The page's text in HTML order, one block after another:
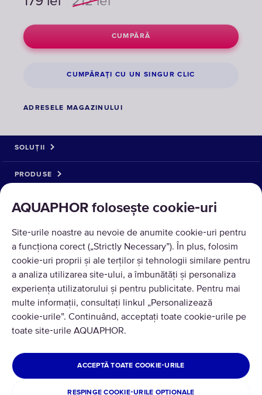
CUMPĂRĂ
CUMPĂRAȚI CU UN SINGUR CLIC
ADRESELE MAGAZINULUI
AQUAPHOR folosește cookie‑uri
Site‑urile noastre au nevoie de anumite cookie‑uri pentru
a funcționa corect („Strictly Necessary”). În plus, folosim
cookie‑uri proprii și ale terților și tehnologii similare pentru
a analiza utilizarea site‑ului, a îmbunătăți și personaliza
experiența utilizatorului și pentru publicitate. Pentru mai
multe informații, consultați linkul „Personalizează
cookie‑urile”. Continuând, acceptați toate cookie‑urile pe
toate site‑urile AQUAPHOR.
RESPINGE COOKIE‑URILE OPȚIONALE
ACCEPTĂ TOATE COOKIE‑URILE
SOLUȚII
PRODUSE
DESPRE NOI
Traducere © 2026 AQUAPHOR.
Toate drepturile rezervate
Politica de confidentialitate
Termeni si conditii
ROMÂNIA